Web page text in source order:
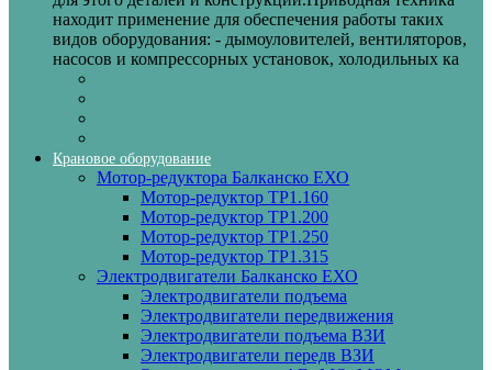
находит применение для обеспечения работы таких
видов оборудования: - дымоуловителей, вентиляторов,
насосов и компрессорных установок, холодильных ка
Крановое оборудование
Мотор-редуктора Балканско ЕХО
Мотор-редуктор ТР1.160
Мотор-редуктор ТР1.200
Мотор-редуктор ТР1.250
Мотор-редуктор ТР1.315
Электродвигатели Балканско ЕХО
Электродвигатели подъема
Электродвигатели передвижения
Электродвигатели подъема ВЗИ
Электродвигатели передв ВЗИ